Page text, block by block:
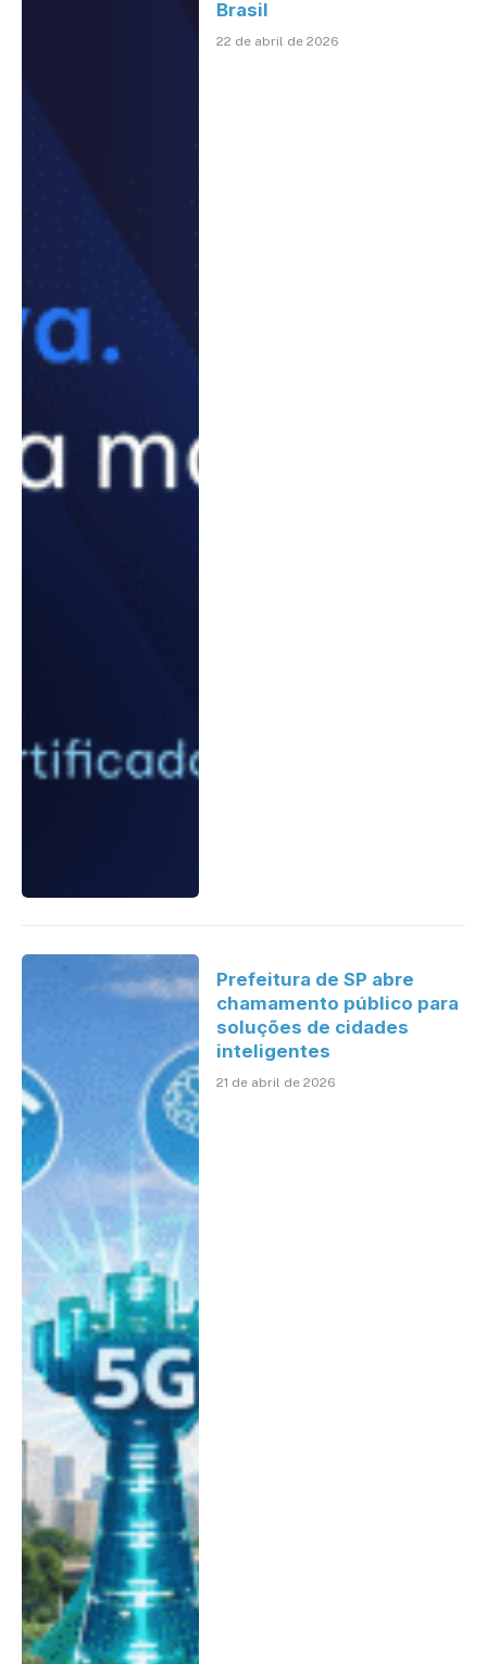
Brasil
22 de abril de 2026
Prefeitura de SP abre
chamamento público para
soluções de cidades
inteligentes
21 de abril de 2026